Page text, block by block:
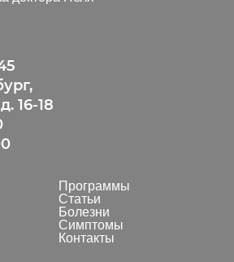
16-18
Программы
Статьи
Болезни
Симптомы
Контакты